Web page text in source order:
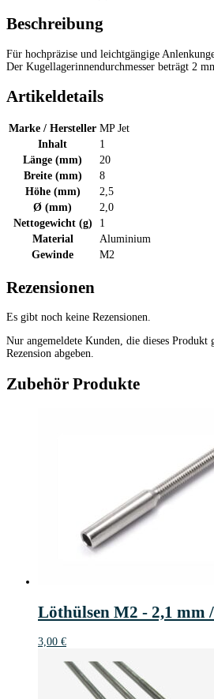
Beschreibung
Für hochpräzise und leichtgängige
Der Kugellagerinnendurchmesser beträgt 2
Artikeldetails
Marke / Hersteller MP Jet
Inhalt
1
Länge (mm)
20
Breite (mm)
8
Höhe (mm)
2,5
Ø (mm)
2,0
Nettogewicht (g)
1
Material
Aluminium
Gewinde
M2
Rezensionen
Es gibt noch keine Rezensionen.
Nur angemeldete Kunden, die dieses Produkt
Rezension abgeben.
Zubehör Produkte
Löthülsen M2 - 2,1 mm
3,00 €